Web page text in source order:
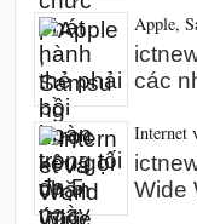
Apple,
các
Internet
Wide